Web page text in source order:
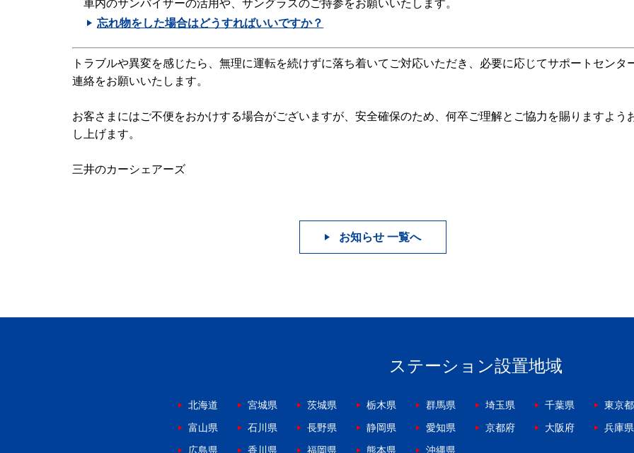
車内のサンバイザーの活用や、サングラスのご持参をお願いいたします。
忘れ物をした場合はどうすればいいですか？
トラブルや異変を感じたら、無理に運転を続けずに落ち着いてご対応いただき、必要に応じてサポートセンタ
連絡をお願いいたします。
お客さまにはご不便をおかけする場合がございますが、安全確保のため、何卒ご理解とご協力を賜りますよう
し上げます。
三井のカーシェアーズ
お知らせ 一覧へ
ステーション設置地域
北海道 宮城県 茨城県 栃木県 群馬県 埼玉県 千葉県 東京都
富山県
石川県 長野県 静岡県 愛知県 京都府 大阪府 兵庫県
広島県
香川県 福岡県 熊本県 沖縄県